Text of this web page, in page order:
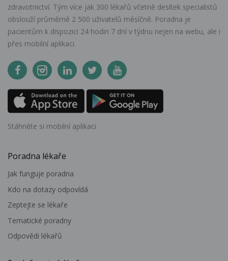
zdravotnictví. Tým více jak 300 lékařů včetně desítek specialistů
obslouží průměrně 2 500 uživatelů měsíčně. Poradna je
pacientům k dispozici 24 hodin 7 dní v týdnu nejen na webu, ale i
přes mobilní aplikaci.
Stáhněte si mobilní aplikaci
Poradna lékaře
Jak funguje poradna
Kdo na dotazy odpovídá
Zeptejte se lékaře
Tematické poradny
Odpovědi lékařů